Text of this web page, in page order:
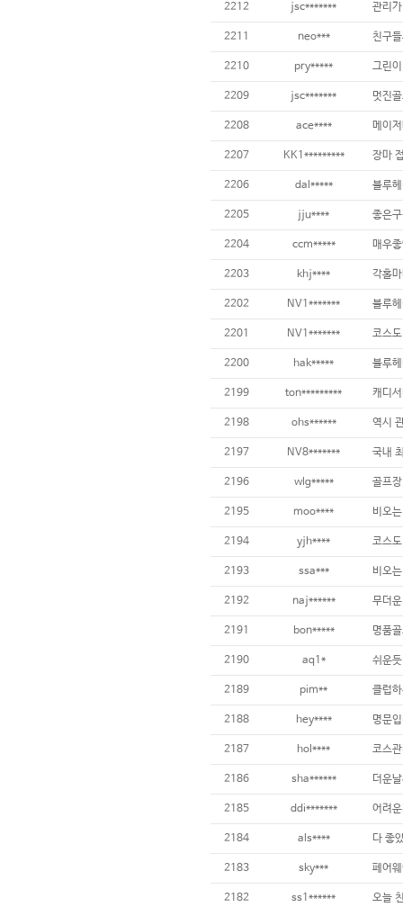
2212 jsc*******
2211 neo***
2210 pry*****
2209 jsc*******
2208 ace****
2207 KK1*********
2206 dal*****
2205 jju****
2204 ccm*****
2203 khj****
2202 NV1*******
2201 NV1*******
2200 hak***** 블루
2199 ton********* 캐디
2198 ohs****** 역시
2197 NV8*******
2196 wlg***** 골프
2195 moo****
2194 yjh****
2193 ssa***
2192 naj******
2191 bon*****
2190 aq1*
2189 pim**
2188 hey****
2187 hol****
2186 sha******
2185 ddi*******
2184 als**** 다 좋
2183 sky***
2182 ss1******